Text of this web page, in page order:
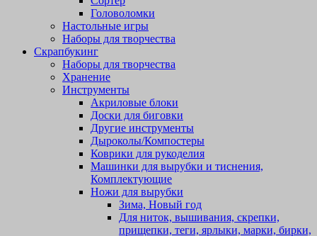
Головоломки
Настольные игры
Наборы для творчества
Скрапбукинг
Наборы для творчества
Хранение
Инструменты
Акриловые блоки
Доски для биговки
Другие инструменты
Дыроколы/Компостеры
Коврики для рукоделия
Машинки для вырубки и тиснения,
Комплектующие
Ножи для вырубки
Зима, Новый год
Для ниток, вышивания, скрепки,
прищепки, теги, ярлыки, марки, бирки,